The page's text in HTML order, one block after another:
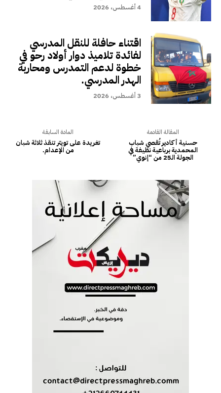
4 أغسطس، 2026
اقتناء حافلة للنقل المدرسي
لفائدة تلاميذ دوار أولاد رحو في
خطوة لدعم التمدرس ومحاربة
الهدر المدرسي.
3 أغسطس، 2026
المادة السابقة
تغريدة على تويتر تنقذ ثلاثة شبان
من الإعدام.
المقالة القادمة
حسنية أكادير تُقصي شباب
المحمدية برباعية نظيفة في
الجولة الـ25 من “إنوي”